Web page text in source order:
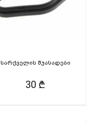
სარქველის შუასადები
30 ₾